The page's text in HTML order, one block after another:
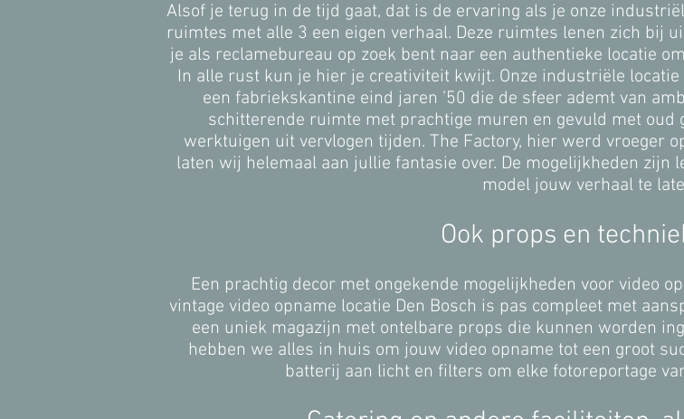
Alsof je terug in de tijd gaat, dat is de ervaring als je onze
ruimtes met alle 3 een eigen verhaal. Deze ruimtes lenen zich bij
je als reclamebureau op zoek bent naar een authentieke locatie
In alle rust kun je hier je creativiteit kwijt. Onze industriële
een fabriekskantine eind jaren ’50 die de sfeer ademt van
schitterende ruimte met prachtige muren en gevuld met oud
werktuigen uit vervlogen tijden. The Factory, hier werd vroeger
laten wij helemaal aan jullie fantasie over. De mogelijkheden
model jouw verhaal te
Ook props en
Een prachtig decor met ongekende mogelijkheden voor video
vintage video opname locatie Den Bosch is pas compleet met
een uniek magazijn met ontelbare props die kunnen worden
hebben we alles in huis om jouw video opname tot een groot
batterij aan licht en filters om elke fotoreportage